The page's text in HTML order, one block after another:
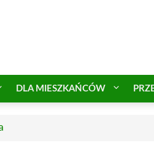
DLA MIESZKAŃCÓW